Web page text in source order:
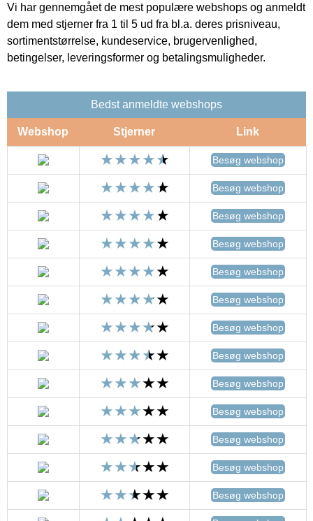
Vi har gennemgået de mest populære webshops og anmeldt
dem med stjerner fra 1 til 5 ud fra bl.a. deres prisniveau,
sortimentstørrelse, kundeservice, brugervenlighed,
betingelser, leveringsformer og betalingsmuligheder.
Bedst anmeldte webshops
Webshop Stjerner Link
Besøg webshop
Besøg webshop
Besøg webshop
Besøg webshop
Besøg webshop
Besøg webshop
Besøg webshop
Besøg webshop
Besøg webshop
Besøg webshop
Besøg webshop
Besøg webshop
Besøg webshop